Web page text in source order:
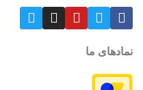
نمادهای ما